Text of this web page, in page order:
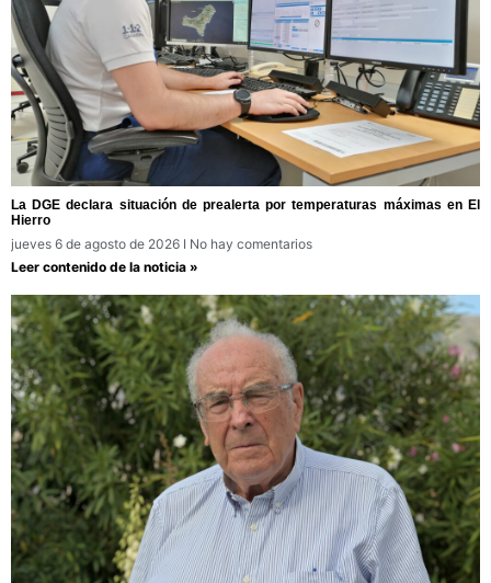
La DGE declara situación de prealerta por temperaturas máximas en El
Hierro
jueves 6 de agosto de 2026
No hay comentarios
Leer contenido de la noticia »